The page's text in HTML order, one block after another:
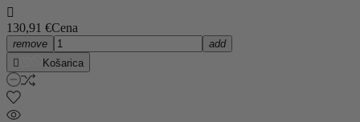

130,91 €Cena
remove
add

Košarica